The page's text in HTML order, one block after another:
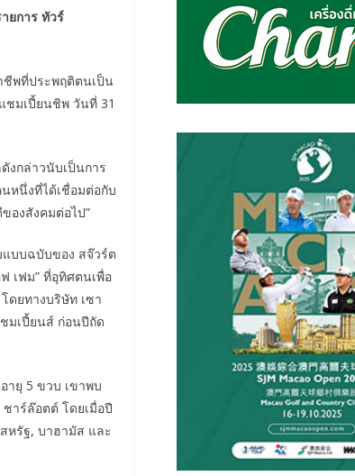
ยการ ทัวร์
ชีพที่ประพฤติตนเป็น
ชมเปี้ยนชิพ วันที่ 31
งกล่าวนับเป็นการ
หนึ่งที่ได้เชื่อมต่อกับ
องสังคมต่อไป”
บบฉบับของ สจ๊วร์ต
เฟม” ที่อุทิศตนเพื่อ
ดยทางบริษัท เซา
มเปี้ยนส์ ก่อนปีถัด
ายุ 5 ขวบ เขาพบ
าร์ล๊อตต์ โดยเมื่อปี
หรัฐ, บาฮามัส และ